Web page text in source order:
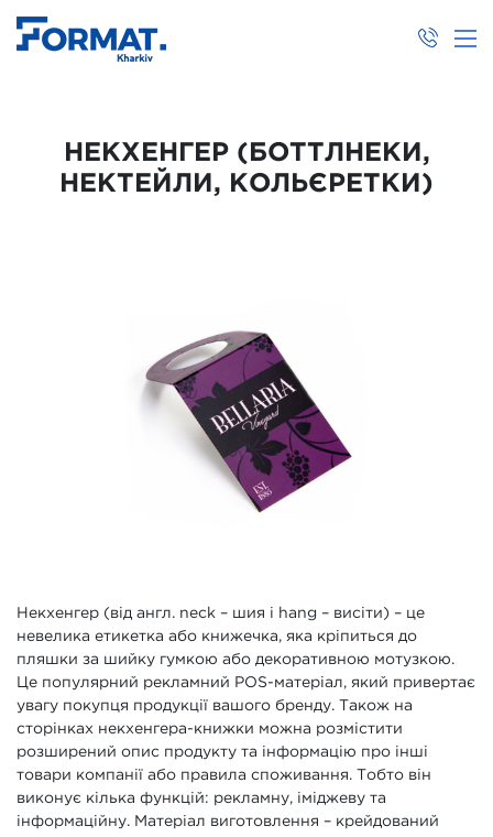
НЕКХЕНГЕР (БОТТЛНЕКИ,
НЕКТЕЙЛИ, КОЛЬЄРЕТКИ)
Некхенгер (від англ. neck – шия і hang – висіти) – це
невелика етикетка або книжечка, яка кріпиться до
пляшки за шийку гумкою або декоративною мотузкою.
Це популярний рекламний POS-матеріал, який привертає
увагу покупця продукції вашого бренду. Також на
сторінках некхенгера-книжки можна розмістити
розширений опис продукту та інформацію про інші
товари компанії або правила споживання. Тобто він
виконує кілька функцій: рекламну, іміджеву та
інформаційну. Матеріал виготовлення – крейдований